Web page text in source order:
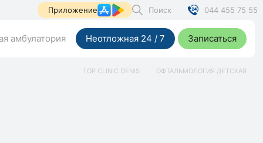
Приложение Поиск 044 455 75 55
амбулатория Неотложная 24 / 7 Записаться
TOP CLINIC DENIS ОФТАЛЬМОЛОГИЯ ДЕТСКАЯ